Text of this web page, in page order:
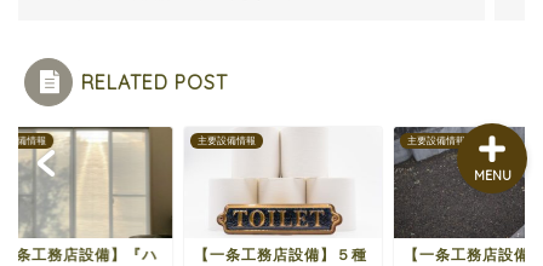
RELATED POST
備情報
条工務店設備】『ハ
主要設備情報
【一条工務店設備】５種
主要設備情報
【一条工務店設備】
MENU